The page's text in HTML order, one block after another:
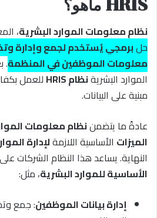
HRIS ماهو؟
نظام معلومات الموارد البشرية،
حلبرمجي يُستخدم لجمع وإدارة
معلومات الموظفين في المنظمة.
الموارد البشريةنظام HRIS
للعمل
مبنية على البيانات.
عادةً ما يتضمننظام معلومات
الميزات الأساسية اللازمةلإدارة
النهاية. يساعد هذا النظام الشركات
الأساسية للموارد البشرية، مثل:
إدارة بيانات الموظفين: جمع